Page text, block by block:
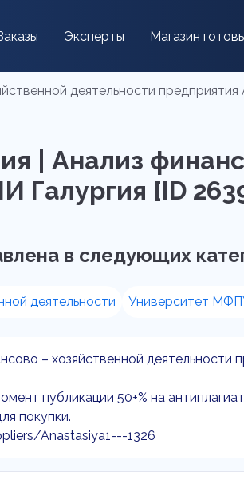
Эксперты Магазин
деятельности
| Анализ
Галургия [ID
в следующих
деятельности Университет
– хозяйственной
публикации 50+% на
покупки.
Anastasiya1---1326